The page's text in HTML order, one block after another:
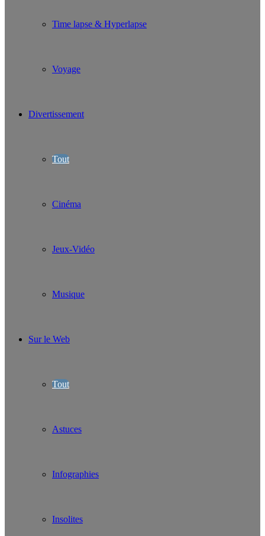
Time lapse & Hyperlapse
Voyage
Divertissement
Tout
Cinéma
Jeux-Vidéo
Musique
Sur le Web
Tout
Astuces
Infographies
Insolites